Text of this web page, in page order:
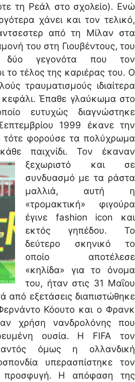
τη Ρεάλ στο σχολείο). Ενώ
χάνει και τον τελικό,
από τη Μίλαν στα
του στη Γιουβέντους, του
δύο γεγονότα που τον
το τέλος της καριέρας του. Ο
τραυματισμούς ιδιαίτερα
κεφάλι. Έπαθε γλαύκωμα στο
ευτυχώς διαγνώστηκε
1999 έκανε την
τότε φορούσε τα πολύχρωμα
παιχνίδι. Τον έκαναν
ξεχωριστό και σε
συνδυασμό με τα ράστα
μαλλιά, αυτή η
«τρομακτική» φιγούρα
έγινε fashion icon και
εκτός γηπέδου. Το
δεύτερο σκηνικό το
οποίο αποτέλεσε
«κηλίδα» για το όνομα
του, ήταν στις 31 Μαΐου
από εξετάσεις διαπιστώθηκε
Κόουτο και ο Φρανκ
χρήση νανδρολόνης που
ουσία. Η FIFA τον
όμως η ολλανδική
υπερασπίστηκε τον
προσφυγή. Η απόφαση της